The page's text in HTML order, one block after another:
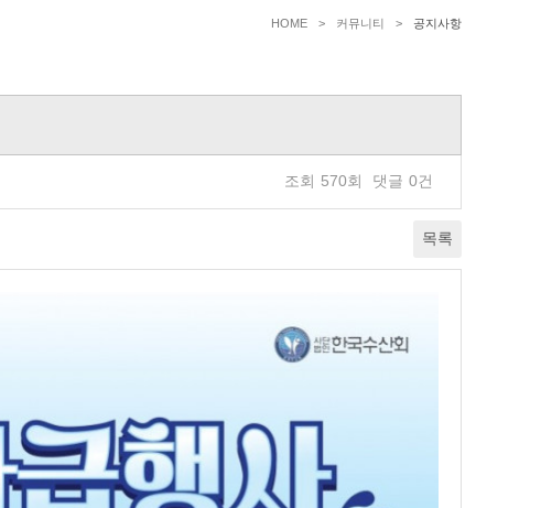
HOME 커뮤니티 공지사항
조회 570회 댓글 0건
목록